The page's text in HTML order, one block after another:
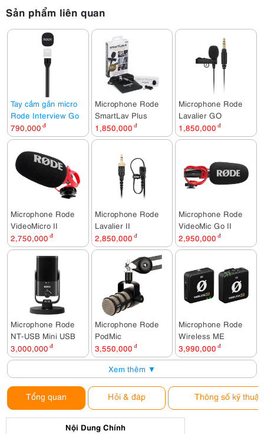
Sản phẩm liên quan
Tay cầm gắn micro
Rode Interview Go
790,000 đ
Microphone Rode
SmartLav Plus
1,850,000 đ
Microphone Rode
Lavalier GO
1,850,000 đ
Microphone Rode
VideoMicro II
2,750,000 đ
Microphone Rode
Lavalier II
2,850,000 đ
Microphone Rode
VideoMic Go II
2,950,000 đ
Microphone Rode
NT-USB Mini USB
3,000,000 đ
Microphone Rode
PodMic
3,550,000 đ
Microphone Rode
Wireless ME
3,990,000 đ
Xem thêm ▼
Tổng quan Hỏi & đáp Thông số kỹ thuật
Nội Dung Chính